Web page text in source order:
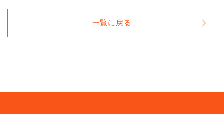
一覧に戻る